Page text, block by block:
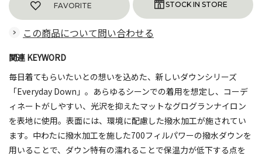
FAVORITE
この商品について問い合わせる
関連 KEYWORD
毎日着てもらいたいとの想いを込めた、新しいダウンシリーズ
「Everyday Down」。あらゆるシーンでの着用を想定し、コーデ
ィネートがしやすい、光沢を抑えたマットなグログランナイロン
を表地に使用。表面には、環境に配慮した撥水加工が施されてい
ます。中わたに撥水加工を施した700フィルパワーの撥水ダウンを
用いることで、ダウン特有の濡れることで保温力が低下する点を